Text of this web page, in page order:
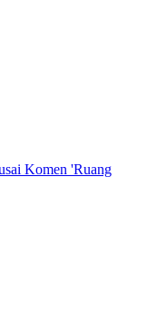
Komen 'Ruang